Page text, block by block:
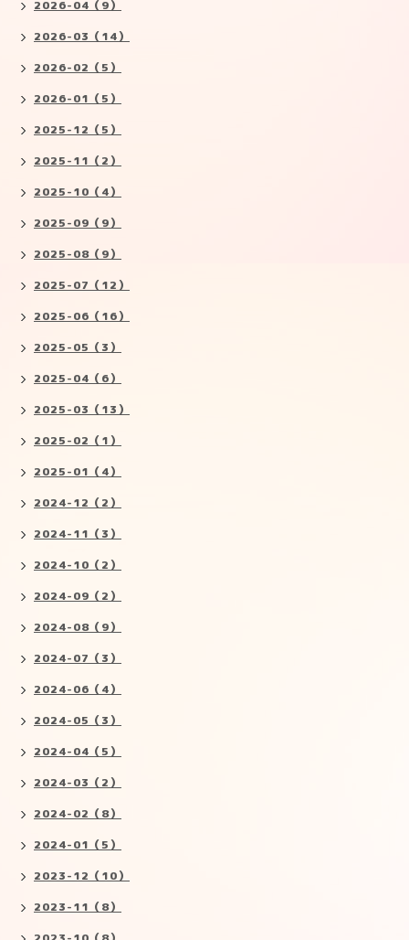
2026-04（9）
2026-03（14）
2026-02（5）
2026-01（5）
2025-12（5）
2025-11（2）
2025-10（4）
2025-09（9）
2025-08（9）
2025-07（12）
2025-06（16）
2025-05（3）
2025-04（6）
2025-03（13）
2025-02（1）
2025-01（4）
2024-12（2）
2024-11（3）
2024-10（2）
2024-09（2）
2024-08（9）
2024-07（3）
2024-06（4）
2024-05（3）
2024-04（5）
2024-03（2）
2024-02（8）
2024-01（5）
2023-12（10）
2023-11（8）